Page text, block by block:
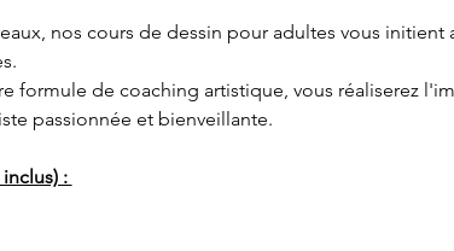
nos cours de dessin pour adultes vous
formule de coaching artistique, vous réaliserez
passionnée et bienveillante.
: